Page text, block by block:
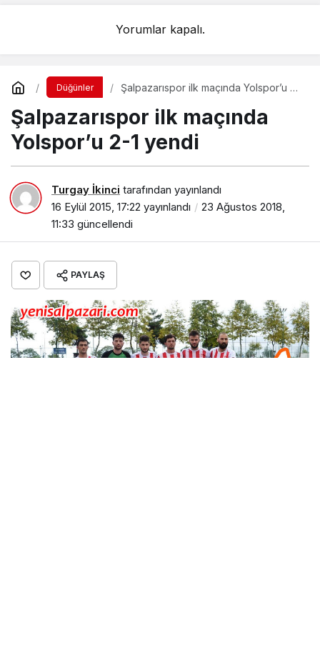
Yorumlar kapalı.
Düğünler
Şalpazarıspor ilk maçında Yolspor’u 2-
Şalpazarıspor ilk maçında
Yolspor’u 2-1 yendi
Turgay İkinci tarafından yayınlandı
16 Eylül 2015, 17:22 yayınlandı
23 Ağustos 2018,
11:33 güncellendi
PAYLAŞ